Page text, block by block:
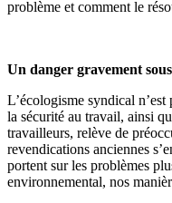
problème et comment le
Un danger gravement
L’écologisme syndical
la sécurité au travail, ainsi
travailleurs, relève de
revendications anciennes
portent sur les problèmes
environnemental, nos